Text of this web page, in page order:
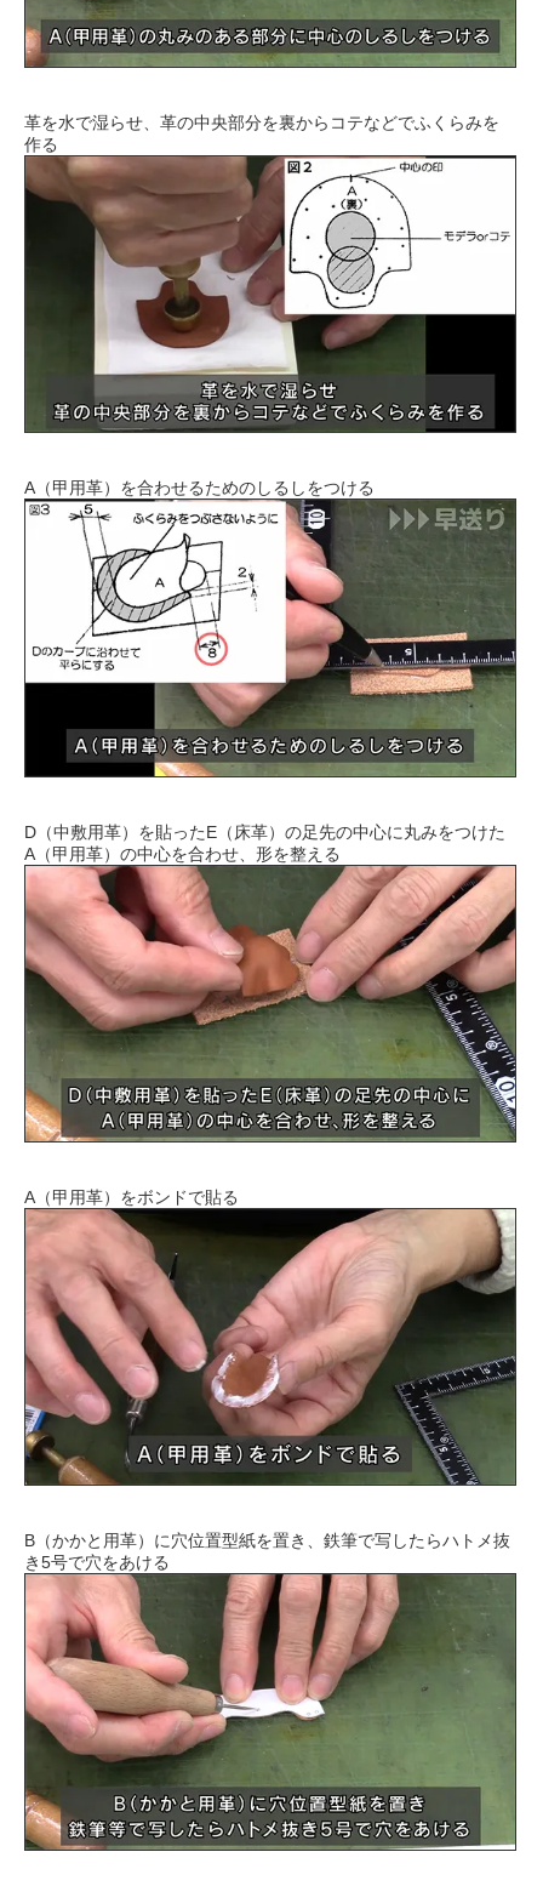
革を水で湿らせ、革の中央部分を裏からコテなどでふくらみを
作る
A（甲用革）を合わせるためのしるしをつける
D（中敷用革）を貼ったE（床革）の足先の中心に丸みをつけた
A（甲用革）の中心を合わせ、形を整える
A（甲用革）をボンドで貼る
B（かかと用革）に穴位置型紙を置き、鉄筆で写したらハトメ抜
き5号で穴をあける